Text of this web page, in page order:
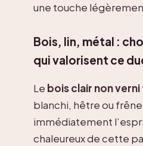
une touche
Bois, lin, métal :
qui valorisent ce
Le bois clair non verni
blanchi, hêtre ou
immédiatement
chaleureux de cette